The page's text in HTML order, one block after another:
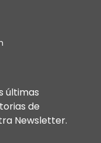
últimas
de
Newsletter.